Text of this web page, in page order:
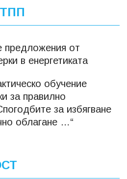
от
в енергетиката
обучение
за правилно
за избягване
облагане …“